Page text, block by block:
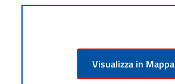
Visualizza in Mappa